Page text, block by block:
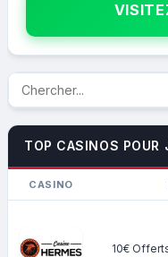
TOP CASINOS POUR
CASINO
10€